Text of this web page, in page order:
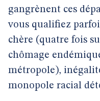
gangrènent ces
vous qualifiez
chère (quatre fois
chômage
métropole),
monopole racial